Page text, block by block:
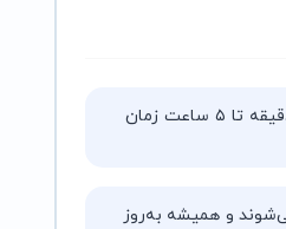
تکمیل سفارش شما ممکن است بین ۵ دقیقه تا ۵ ساعت زمان
و همیشه به‌روز